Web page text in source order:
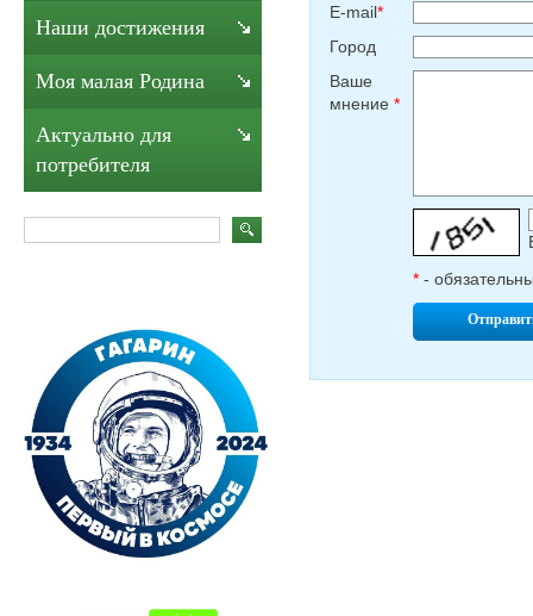
E-mail*
Город
Ваше
мнение *
* -
Наши достижения
Моя малая Родина
Актуально для
потребителя